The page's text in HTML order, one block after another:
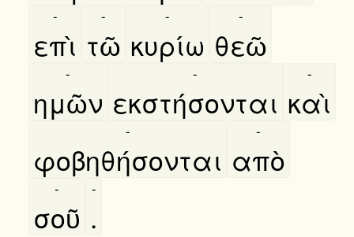
επὶ
-
τῶ
-
κυρίω
-
θεῶ
-
ημῶν
-
εκστήσονται
-
καὶ
-
φοβηθήσονται
-
απὸ
-
σοῦ
-
.
-